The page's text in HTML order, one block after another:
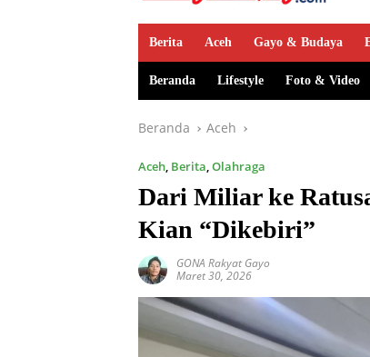
Berita Aceh Gayo & Budaya
Beranda Lifestyle Foto & Video
Beranda Aceh
Aceh, Berita,Olahraga
Dari Miliar ke
Kian “Dikebiri”
GONA Rakyat Gayo
Maret 30, 2026